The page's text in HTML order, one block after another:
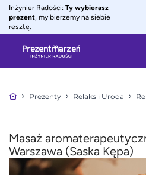
Inżynier Radości: Ty wybierasz
prezent, my bierzemy na siebie
resztę.
Prezenty Relaks i Uroda
Masaż
Warszawa (Saska Kępa)